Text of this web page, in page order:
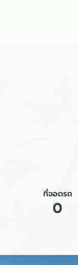
ที่จอดรถ
0